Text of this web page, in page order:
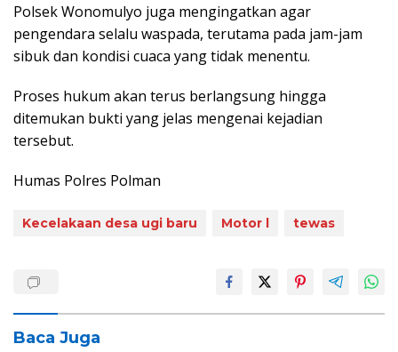
Polsek Wonomulyo juga mengingatkan agar
pengendara selalu waspada, terutama pada jam-jam
sibuk dan kondisi cuaca yang tidak menentu.
Proses hukum akan terus berlangsung hingga
ditemukan bukti yang jelas mengenai kejadian
tersebut.
Humas Polres Polman
Kecelakaan desa ugi baru Motor l tewas
Baca Juga